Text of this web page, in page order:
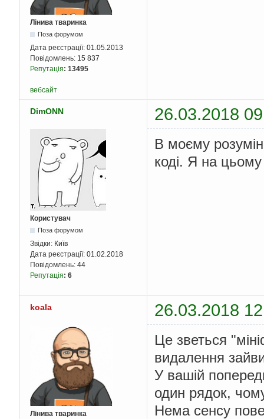
Лінива тваринка
Поза форумом
Дата реєстрації: 01.05.2013
Повідомлень: 15 837
Репутація: 13495
вебсайт
DimONN 26.03.2018
Користувач
Поза форумом
Звідки: Київ
Дата реєстрації: 01.02.2018
Повідомлень: 44
Репутація: 6
В моєму
коді. Я на цьому
koala 26.03.2018
Лінива тваринка
Це зветься
видалення
У вашій
один рядок,
Нема сенсу